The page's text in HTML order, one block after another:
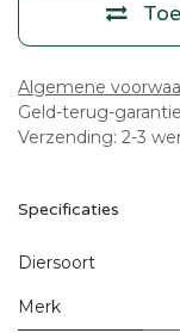
Algemene
Geld-terug-
Verzending: 2-3
Specificaties
Diersoort
Merk